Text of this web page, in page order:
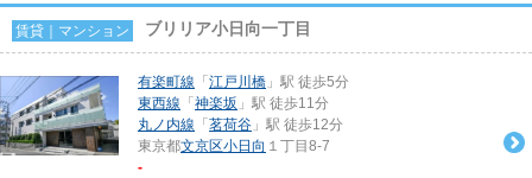
賃貸｜マンション ブリリア小日向一丁目
有楽町線 「 江戸川橋 」駅 徒歩5分
東西線 「 神楽坂 」駅 徒歩11分
丸ノ内線 「 茗荷谷 」駅 徒歩12分
東京都文京区小日向 １丁目8-7
-